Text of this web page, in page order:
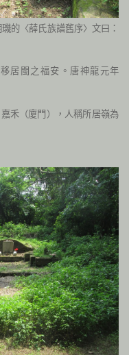
的〈薛氏族譜舊序〉文曰：
居閩之福安。唐神龍元年
禾（廈門），人稱所居嶺為